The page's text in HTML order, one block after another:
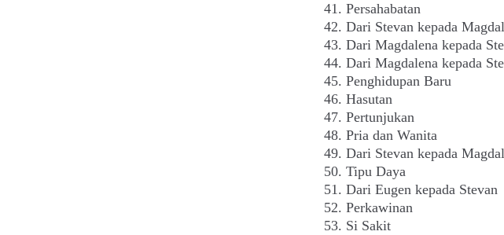
Persahabatan
Dari Stevan kepada
Dari Magdalena kepada
Dari Magdalena kepada
Penghidupan Baru
Hasutan
Pertunjukan
Pria dan Wanita
Dari Stevan kepada
Tipu Daya
Dari Eugen kepada Stevan
Perkawinan
Si Sakit